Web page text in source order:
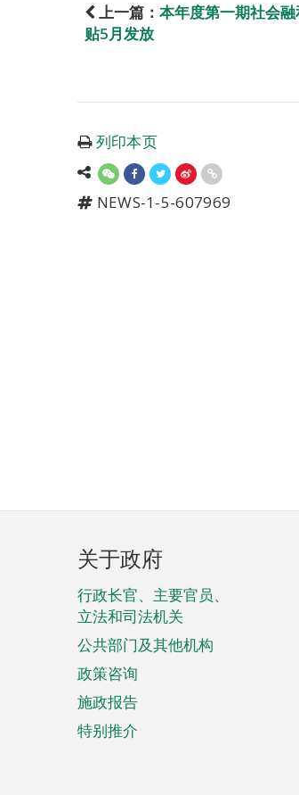
上一篇： 本年度第一期社会
贴5月发放
列印本页
NEWS-1-5-607969
页
脚
菜
单
关于政府
行政长官、主要官员、
立法和司法机关
公共部门及其他机构
政策咨询
施政报告
特别推介